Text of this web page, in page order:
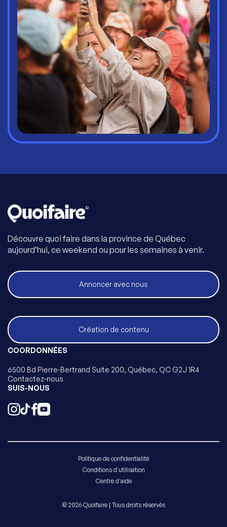
Découvre quoi faire dans la province de Québec
aujourd’hui, ce weekend ou pour les semaines à venir.
Annoncer avec nous
Création de contenu
COORDONNÉES
6500 Bd Pierre-Bertrand Suite 200, Québec, QC G2J 1R4
Contactez-nous
SUIS-NOUS
Politique de confidentialité
Conditions d'utilisation
Centre d'aide
© 2026 Quoifaire | Tous droits réservés